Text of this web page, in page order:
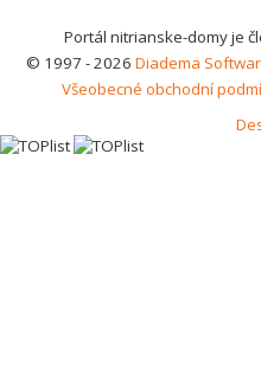
Portál nitrianske-domy je
© 1997 - 2026 Diadema
Všeobecné obchodní